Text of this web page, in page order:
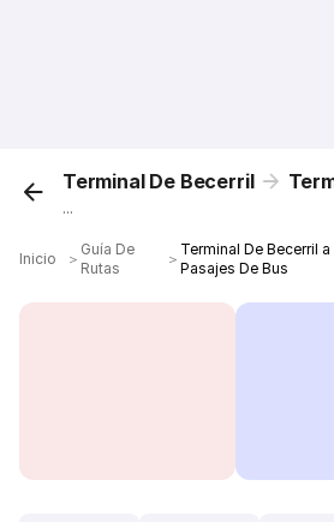
Terminal De Becerril
...
Inicio ＞
Guía De
Rutas
＞
Terminal De Becerril
Pasajes De Bus